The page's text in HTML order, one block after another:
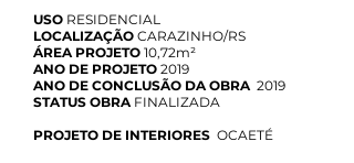
USO RESIDENCIAL
LOCALIZAÇÃO CARAZINHO/RS
ÁREA PROJETO 10,72m²
ANO DE PROJETO 2019
ANO DE CONCLUSÃO DA OBRA2019
STATUS OBRAFINALIZADA
PROJETO DE INTERIORES OCAETÉ